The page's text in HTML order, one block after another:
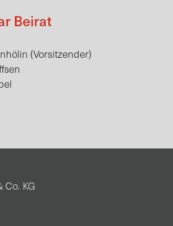
& Spezialfuttermittel
Beirat
(Vorsitzender)
Co. KG